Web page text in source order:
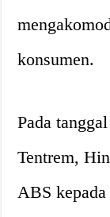
konsumen.
Pada
Tentrem,
ABS